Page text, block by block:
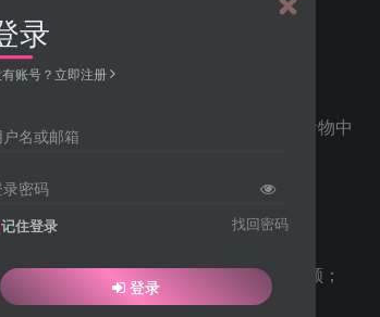
至6月30日；
家属索赔176万元，医生初步诊断为食物中
核合格入库后收取费用10元，不能美颜；
录
账号？立即注册
户名或邮箱
密码
记住登录 找回密码
登录